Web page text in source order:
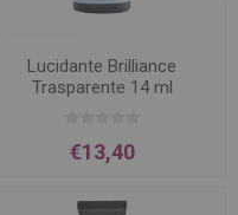
Lucidante Brilliance
Trasparente 14 ml
€13,40